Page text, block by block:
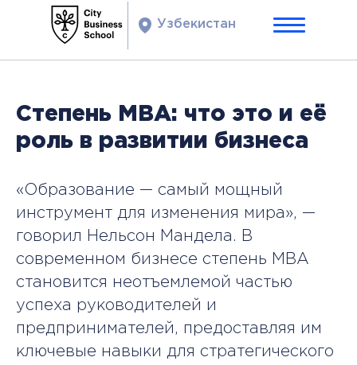
Узбекистан
Степень МВА: что это и её
роль в развитии бизнеса
«Образование — самый мощный
инструмент для изменения мира», —
говорил Нельсон Мандела. В
современном бизнесе степень MBA
становится неотъемлемой частью
успеха руководителей и
предпринимателей, предоставляя им
ключевые навыки для стратегического